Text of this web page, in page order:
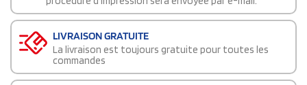
LIVRAISON GRATUITE
La livraison est toujours gratuite pour toutes les
commandes